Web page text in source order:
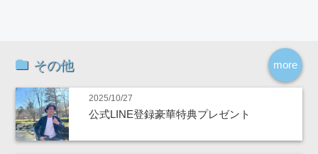
more
その他
2025/10/27
公式LINE登録豪華特典プレゼント